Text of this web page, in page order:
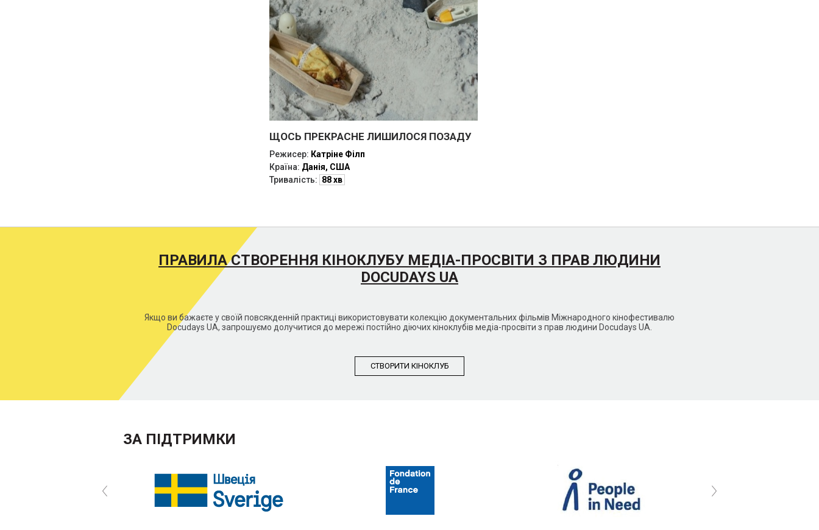
ЩОСЬ ПРЕКРАСНЕ ЛИШИЛОСЯ ПОЗАДУ
Режисер: Катріне Філп
Країна: Данія, США
Тривалість: 88 хв
ПРАВИЛА СТВОРЕННЯ КІНОКЛУБУ МЕДІА-ПРОСВІТИ З ПРАВ ЛЮДИНИ
DOCUDAYS UA
Якщо ви бажаєте у своїй повсякденній практиці використовувати колекцію документальних фільмів Міжнародного кінофестивалю
Docudays UA, запрошуємо долучитися до мережі постійно діючих кіноклубів медіа-просвіти з прав людини Docudays UA.
СТВОРИТИ КIНОКЛУБ
ЗА ПІДТРИМКИ